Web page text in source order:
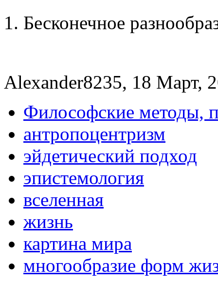
1. Бесконечное
Alexander8235, 18 Март,
Философские методы,
антропоцентризм
эйдетический подход
эпистемология
вселенная
жизнь
картина мира
многообразие форм